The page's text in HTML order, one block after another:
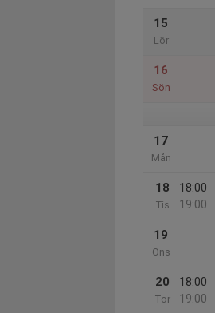
15
Lör
16
Sön
17
Mån
18
Tis
18:00
19:00
19
Ons
20
Tor
18:00
19:00